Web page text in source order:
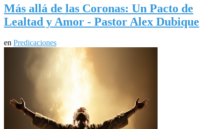
Más allá de las Coronas: Un Pacto de
Lealtad y Amor - Pastor Alex Dubique
en Predicaciones